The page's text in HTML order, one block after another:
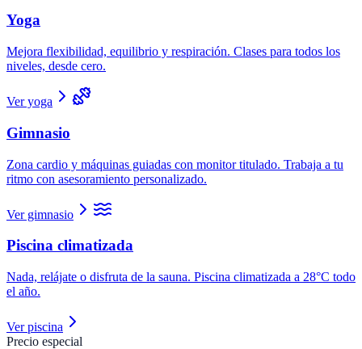
Yoga
Mejora flexibilidad, equilibrio y respiración. Clases para todos los
niveles, desde cero.
Ver yoga
Gimnasio
Zona cardio y máquinas guiadas con monitor titulado. Trabaja a tu
ritmo con asesoramiento personalizado.
Ver gimnasio
Piscina climatizada
Nada, relájate o disfruta de la sauna. Piscina climatizada a 28°C todo
el año.
Ver piscina
Precio especial